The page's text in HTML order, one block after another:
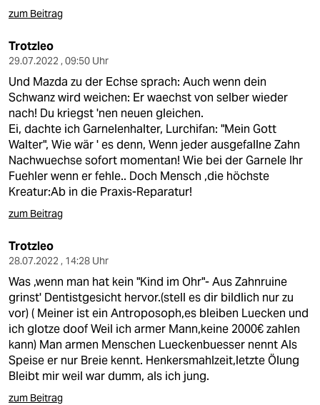
zum Beitrag
Trotzleo
29.07.2022 , 09:50 Uhr
Und Mazda zu der Echse sprach: Auch wenn dein
Schwanz wird weichen: Er waechst von selber wieder
nach! Du kriegst 'nen neuen gleichen.
Ei, dachte ich Garnelenhalter, Lurchifan: "Mein Gott
Walter", Wie wär ' es denn, Wenn jeder ausgefallne Zahn
Nachwuechse sofort momentan! Wie bei der Garnele Ihr
Fuehler wenn er fehle.. Doch Mensch ,die höchste
Kreatur:Ab in die Praxis-Reparatur!
zum Beitrag
Trotzleo
28.07.2022 , 14:28 Uhr
Was ,wenn man hat kein "Kind im Ohr"- Aus Zahnruine
grinst' Dentistgesicht hervor.(stell es dir bildlich nur zu
vor) ( Meiner ist ein Antroposoph,es bleiben Luecken und
ich glotze doof Weil ich armer Mann,keine 2000€ zahlen
kann) Man armen Menschen Lueckenbuesser nennt Als
Speise er nur Breie kennt. Henkersmahlzeit,letzte Ölung
Bleibt mir weil war dumm, als ich jung.
zum Beitrag